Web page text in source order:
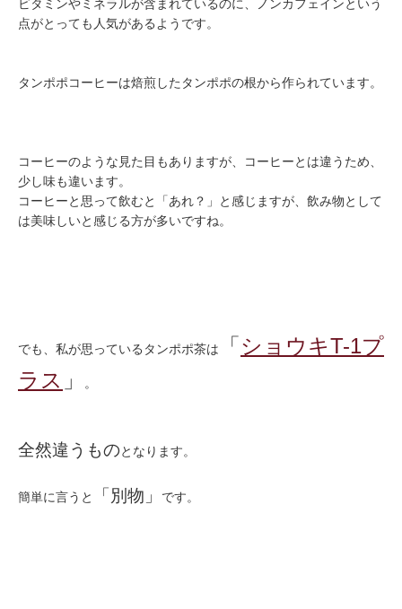
ビタミンやミネラルが含まれているのに、ノンカフェインという
点がとっても人気があるようです。
タンポポコーヒーは焙煎したタンポポの根から作られています。
コーヒーのような見た目もありますが、コーヒーとは違うため、
少し味も違います。
コーヒーと思って飲むと「あれ？」と感じますが、飲み物として
は美味しいと感じる方が多いですね。
でも、私が思っているタンポポ茶は 「 ショウキT-1プ
ラス 」 。
全然違うものとなります。
簡単に言うと 「別物」 です。